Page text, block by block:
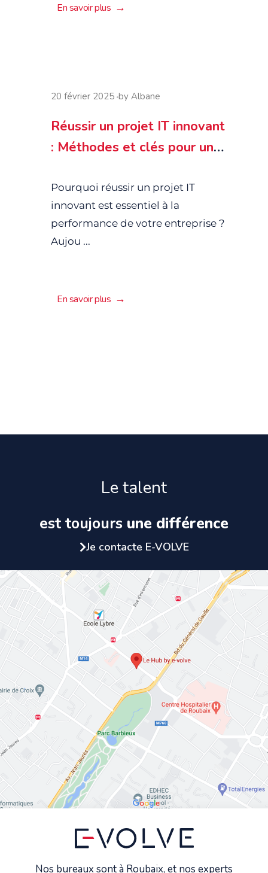
En savoir plus
20 février 2025 by Albane
Réussir un projet IT innovant
: Méthodes et clés pour une
efficace
Pourquoi réussir un projet IT
innovant est essentiel à la
performance de votre entreprise ?
Aujou ...
En savoir plus
Le talent
est toujours une différence
Je contacte E-VOLVE
Nos bureaux sont à Roubaix, et nos experts